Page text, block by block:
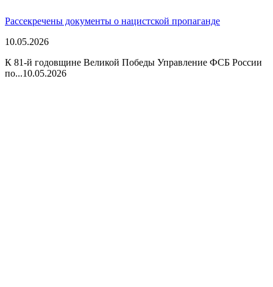
Рассекречены документы о нацистской пропаганде
10.05.2026
К 81-й годовщине Великой Победы Управление ФСБ России
по...10.05.2026